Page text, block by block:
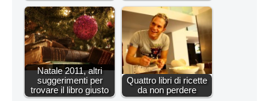
Natale 2011, altri
suggerimenti per
trovare il libro giusto
Quattro libri di ricette
da non perdere